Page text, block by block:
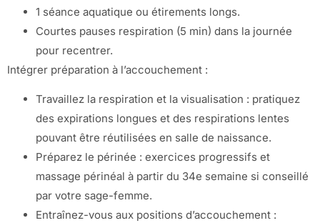
1 séance aquatique ou étirements longs.
Courtes pauses respiration (5 min) dans la journée
pour recentrer.
Intégrer préparation à l’accouchement :
Travaillez la respiration et la visualisation : pratiquez
des expirations longues et des respirations lentes
pouvant être réutilisées en salle de naissance.
Préparez le périnée : exercices progressifs et
massage périnéal à partir du 34e semaine si conseillé
par votre sage-femme.
Entraînez-vous aux positions d’accouchement :